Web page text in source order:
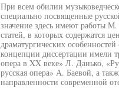
При всем обилии
специально посвященные
значение здесь имеют работы
статей, в которых содержатся
драматургических
концепции диссертации имели
опера в XX веке» Л. Данько,
русская опера» А. Баевой, а
направленности современной